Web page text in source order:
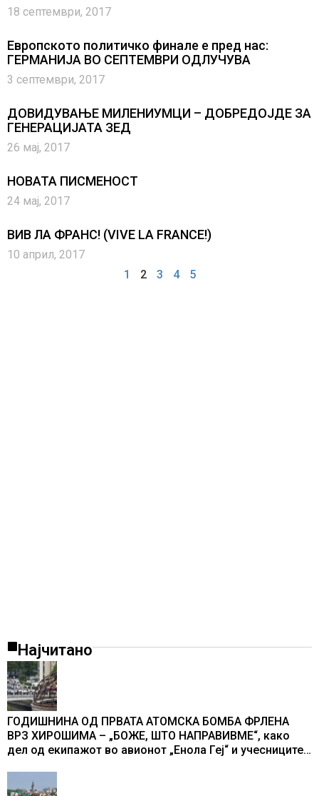
18 септември, 2017
Европското политичко финале е пред нас:
ГЕРМАНИЈА ВО СЕПТЕМВРИ ОДЛУЧУВА
3 септември, 2017
ДОВИДУВАЊЕ МИЛЕНИУМЦИ – ДОБРЕДОЈДЕ ЗА
ГЕНЕРАЦИЈАТА ЗЕД
26 мај, 2017
НОВАТА ПИСМЕНОСТ
24 мај, 2017
ВИВ ЛA ФРАНС! (VIVE LA FRANCE!)
10 април, 2017
1
2 3 4 5
Најчитано
ГОДИШНИНА ОД ПРВАТА АТОМСКА БОМБА ФРЛЕНА
ВРЗ ХИРОШИМА – „БОЖЕ, ШТО НАПРАВИВМЕ“, како
дел од екипажот во авионот „Енола Геј“ и учесниците
промени текот на историјата